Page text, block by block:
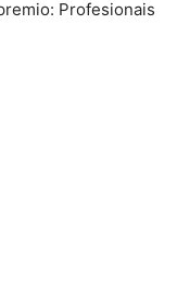
Profesionais